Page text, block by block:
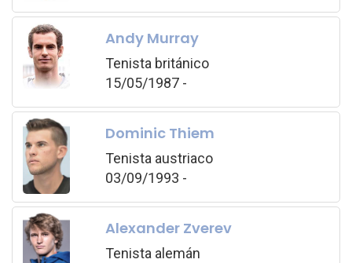
Andy Murray
Tenista británico
15/05/1987 -
Dominic Thiem
Tenista austriaco
03/09/1993 -
Alexander Zverev
Tenista alemán